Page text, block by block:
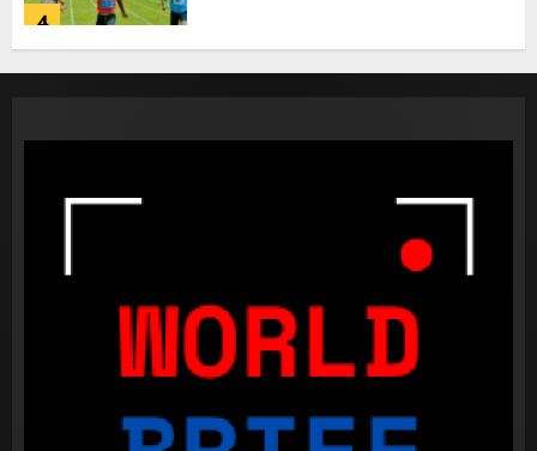
4
කැණීම් වලදී හමුවුන ලිංගික උපකරණ
23 FEBRUARY 2023